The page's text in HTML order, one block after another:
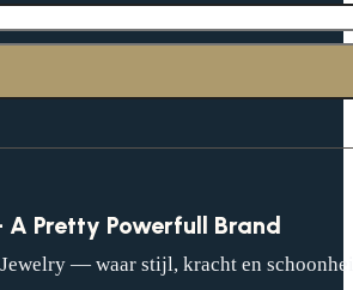
A Pretty Powerfull Brand
— waar stijl, kracht en